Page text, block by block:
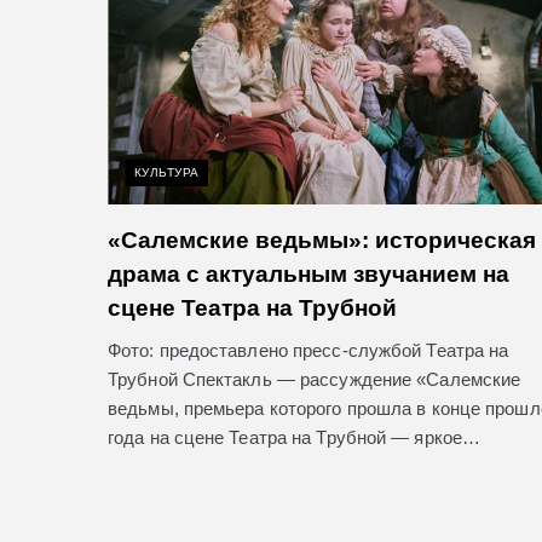
КУЛЬТУРА
«Салемские ведьмы»: историческая
драма с актуальным звучанием на
сцене Театра на Трубной
Фото: предоставлено пресс-службой Театра на
Трубной Спектакль — рассуждение «Салемские
ведьмы, премьера которого прошла в конце
года на сцене Театра на Трубной — яркое…